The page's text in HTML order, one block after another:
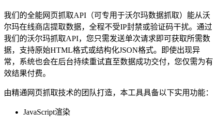
我们的全能网页抓取API（可专用于沃尔玛数据抓取）能从沃
尔玛在线商店提取数据，全程不受IP封禁或验证码干扰。通过
我们的沃尔玛抓取API，您只需发送单次请求即可获取所需数
据，支持原始HTML格式或结构化JSON格式。即使出现异
常，系统也会在后台持续重试直至数据成功交付，您仅需为有
效结果付费。
由精通网页抓取技术的团队打造，本工具具备以下实用功能：
JavaScript渲染